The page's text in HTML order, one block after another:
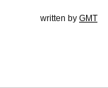
written by GMT